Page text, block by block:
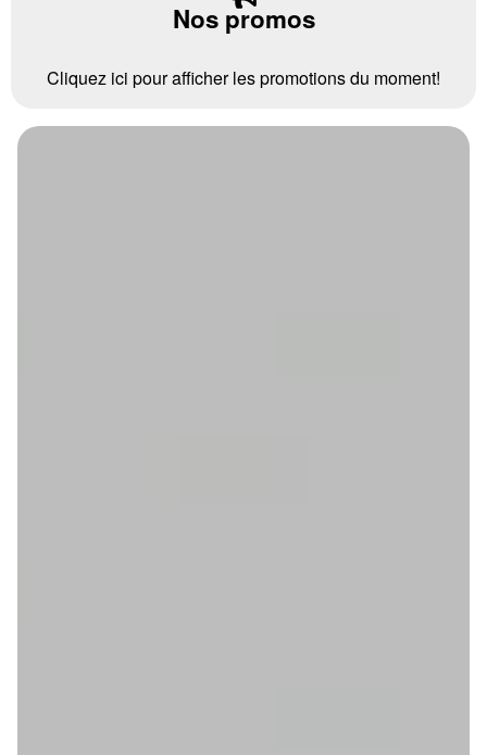
Nos promos
Cliquez ici pour afficher les promotions du moment!